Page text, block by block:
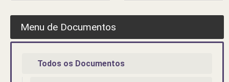
Menu de Documentos
Todos os Documentos